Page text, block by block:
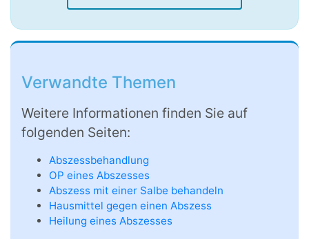
Verwandte Themen
Weitere Informationen finden Sie auf
folgenden Seiten:
Abszessbehandlung
OP eines Abszesses
Abszess mit einer Salbe behandeln
Hausmittel gegen einen Abszess
Heilung eines Abszesses